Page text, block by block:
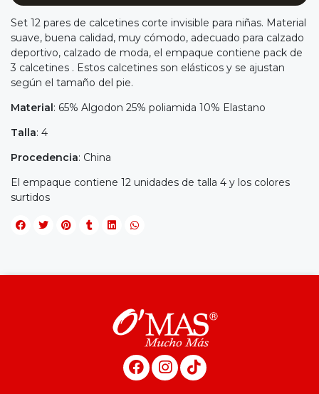
Set 12 pares de calcetines corte invisible para niñas. Material
suave, buena calidad, muy cómodo, adecuado para calzado
deportivo, calzado de moda, el empaque contiene pack de
3 calcetines . Estos calcetines son elásticos y se ajustan
según el tamaño del pie.
Material: 65% Algodon 25% poliamida 10% Elastano
Talla: 4
Procedencia: China
El empaque contiene 12 unidades de talla 4 y los colores
surtidos